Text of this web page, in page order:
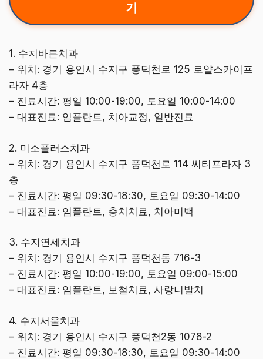
기
1. 수지바른치과
– 위치: 경기 용인시 수지구 풍덕천로 125 로얄스카이프
라자 4층
– 진료시간: 평일 10:00-19:00, 토요일 10:00-14:00
– 대표진료: 임플란트, 치아교정, 일반진료
2. 미소플러스치과
– 위치: 경기 용인시 수지구 풍덕천로 114 씨티프라자 3
층
– 진료시간: 평일 09:30-18:30, 토요일 09:30-14:00
– 대표진료: 임플란트, 충치치료, 치아미백
3. 수지연세치과
– 위치: 경기 용인시 수지구 풍덕천동 716-3
– 진료시간: 평일 10:00-19:00, 토요일 09:00-15:00
– 대표진료: 임플란트, 보철치료, 사랑니발치
4. 수지서울치과
– 위치: 경기 용인시 수지구 풍덕천2동 1078-2
– 진료시간: 평일 09:30-18:30, 토요일 09:30-14:00